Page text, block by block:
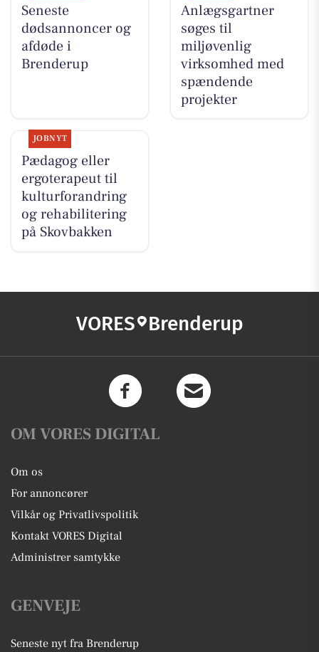
Seneste
dødsannoncer og
afdøde i
Brenderup
Anlægsgartner
søges til
miljøvenlig
virksomhed med
spændende
projekter
JOBNYT
Pædagog eller
ergoterapeut til
kulturforandring
og rehabilitering
på Skovbakken
VORES Brenderup
OM VORES DIGITAL
Om os
For annoncører
Vilkår og Privatlivspolitik
Kontakt VORES Digital
Administrer samtykke
GENVEJE
Seneste nyt fra Brenderup